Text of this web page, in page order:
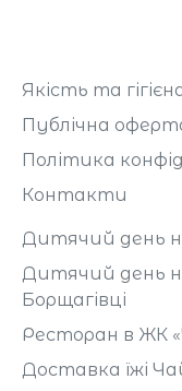
Якість та
Публічна
Політика
Контакти
Дитячий день
Дитячий день
Борщагівці
Ресторан в ЖК
Доставка їжі